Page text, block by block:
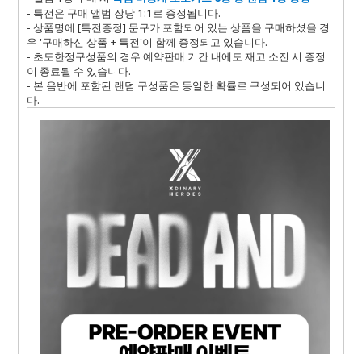
- 특전은 구매 앨범 장당 1:1로 증정됩니다.
- 상품명에 [특전증정] 문구가 포함되어 있는 상품을 구매하셨을 경
우 '구매하신 상품 + 특전'이 함께 증정되고 있습니다.
- 초도한정구성품의 경우 예약판매 기간 내에도 재고 소진 시 증정
이 종료될 수 있습니다.
- 본 음반에 포함된 랜덤 구성품은 동일한 확률로 구성되어 있습니
다.